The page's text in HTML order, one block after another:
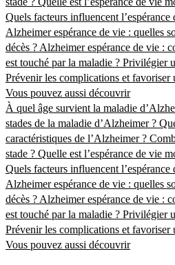
Quels facteurs influencent
Alzheimer espérance de vie : quelles
décès ? Alzheimer espérance de vie :
est touché par la maladie ? Privilégier
Prévenir les complications et favoriser
Vous pouvez aussi découvrir
À quel âge survient la maladie
stades de la maladie d’Alzheimer ?
caractéristiques de l’Alzheimer ?
stade ? Quelle est l’espérance de vie
Quels facteurs influencent
Alzheimer espérance de vie : quelles
décès ? Alzheimer espérance de vie :
est touché par la maladie ? Privilégier
Prévenir les complications et favoriser
Vous pouvez aussi découvrir